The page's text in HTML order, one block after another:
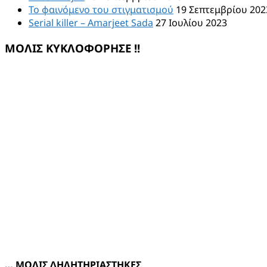
Το φαινόμενο του στιγματισμού 19 Σεπτεμβρίου
Serial killer – Amarjeet Sada 27 Ιουλίου 2023
ΜΟΛΙΣ ΚΥΚΛΟΦΟΡΗΣΕ !!
… ΜΟΛΙΣ ΔΗΛΗΤΗΡΙΑΣΤΗΚΕΣ